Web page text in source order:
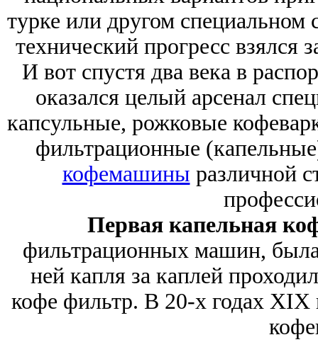
турке или другом специальном
технический прогресс взялся
И вот спустя два века в
оказался целый арсенал
капсульные, рожковые
фильтрационные
кофемашины различной
Первая капельная
фильтрационных машин, была
ней капля за каплей
кофе фильтр. В 20-х годах XIX